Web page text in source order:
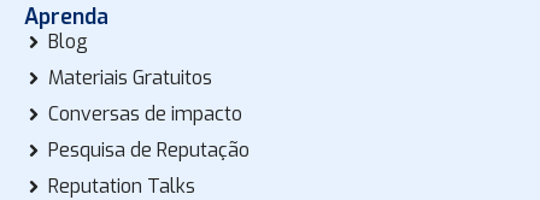
Aprenda
Blog
Materiais Gratuitos
Conversas de impacto
Pesquisa de Reputação
Reputation Talks